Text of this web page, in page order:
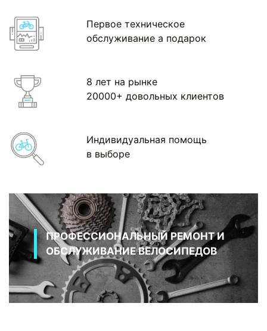
Первое техническое
обслуживание а подарок
8 лет на рынке
20000+ довольных клиентов
Индивидуальная помощь
в выборе
ПРОФЕССИОНАЛЬНЫЙ РЕМОНТ И
ОБСЛУЖИВАНИЕ ВЕЛОСИПЕДОВ